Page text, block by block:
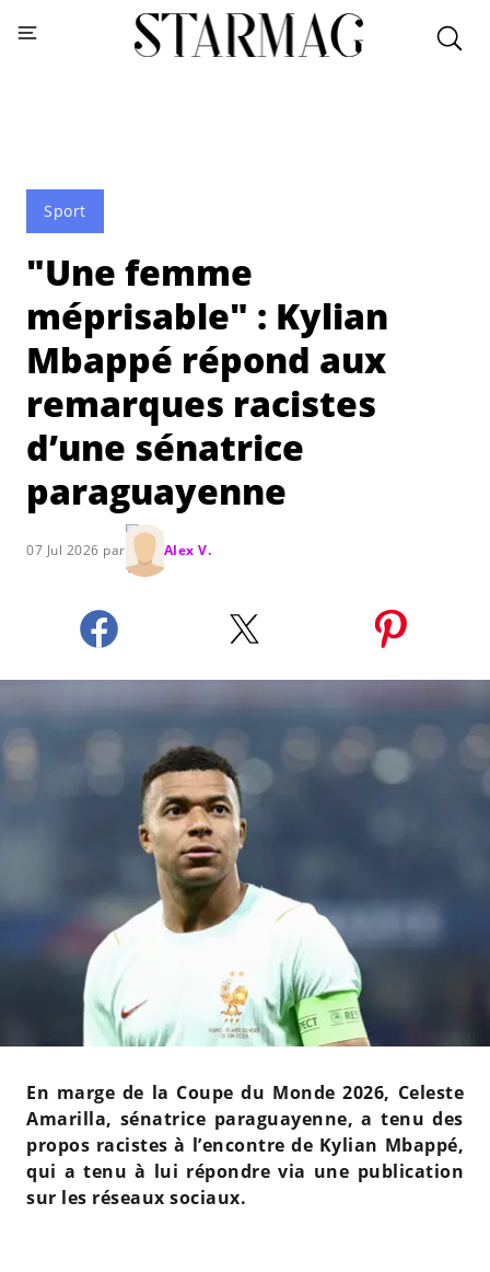
Sport
"Une femme
méprisable" : Kylian
Mbappé répond aux
remarques racistes
d’une sénatrice
paraguayenne
07 Jul 2026 par Alex V.
En marge de la Coupe du Monde 2026, Celeste
Amarilla, sénatrice paraguayenne, a tenu des
propos racistes à l’encontre de Kylian Mbappé,
qui a tenu à lui répondre via une publication
sur les réseaux sociaux.